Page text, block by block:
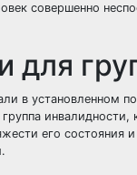
совершенно
для
в установленном
инвалидности,
его состояния